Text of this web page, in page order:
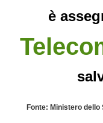
è
Fonte: Ministero